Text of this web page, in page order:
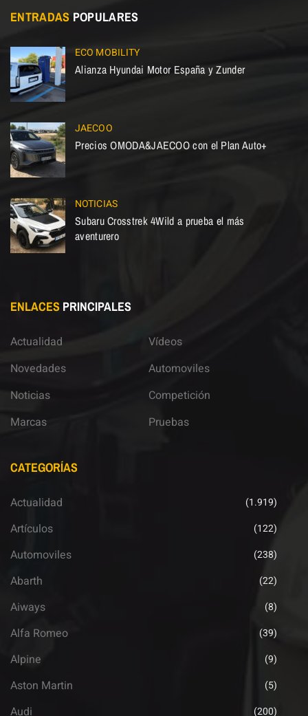
ENTRADAS POPULARES
ECO MOBILITY
Alianza Hyundai Motor España y Zunder
JAECOO
Precios OMODA&JAECOO con el Plan Auto+
NOTICIAS
Subaru Crosstrek 4Wild a prueba el más
aventurero
ENLACES PRINCIPALES
Actualidad
Novedades
Noticias
Marcas
Vídeos
Automoviles
Competición
Pruebas
CATEGORÍAS
Actualidad (1.919)
Artículos (122)
Automoviles (238)
Abarth (22)
Aiways (8)
Alfa Romeo (39)
Alpine (9)
Aston Martin (5)
Audi (200)